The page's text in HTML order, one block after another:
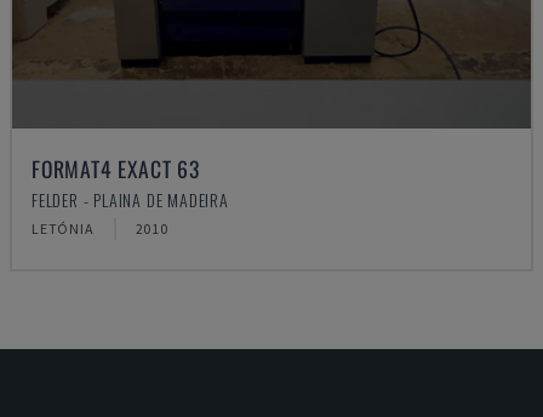
FORMAT4 EXACT 63
FELDER - PLAINA DE MADEIRA
LETÓNIA 2010